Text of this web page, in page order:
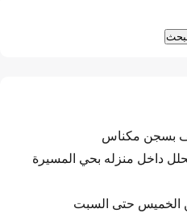
بسجن مكناس
داخل منزله بحي المسيرة